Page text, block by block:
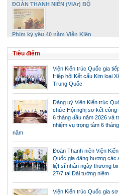
ĐOÀN THANH NIÊN (VIAr) BỘ
XÂY DỰNG DÂNG HƯƠNG VÀ TRI
ÂN ĐẠI TƯỚNG VÕ NGUYÊN
GIÁP NHÂN DỊP 27/7
Phim kỷ yếu 40 năm Viện Kiến
Tiêu điểm
Viện Kiến trúc Quốc gia
Hiệp hội Kết cấu Kim loại
Trung Quốc
Đảng uỷ Viện Kiến trúc
chức Hội nghị sơ kết công
6 tháng đầu năm 2026 và
nhiệm vụ trọng tâm 6
năm
Đoàn Thanh niên Viện
Quốc gia dâng hương các
liệt sĩ nhân ngày thương
27/7 tại Đài tưởng niệm
Viện Kiến trúc Quốc gia